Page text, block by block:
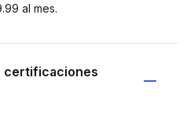
al mes.
certificaciones